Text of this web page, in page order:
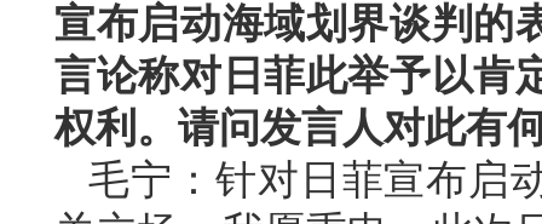
宣布启动海域划界谈判的
言论称对日菲此举予以肯
权利。请问发言人对此有
毛宁：针对日菲宣布启